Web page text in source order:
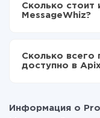
передаваться
отличаться и
среднем
Сколько стоит
MessageWhiz?
функционал. Вы
данных, которые
перейти на
Сколько всего
доступно в
Информация о